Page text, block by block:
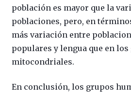
población es mayor que la
poblaciones, pero, en
más variación entre
populares y lengua que en los
mitocondriales.
En conclusión, los grupos